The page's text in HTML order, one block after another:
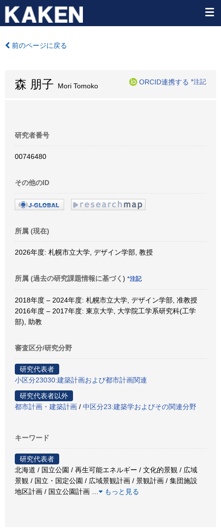
前のページに戻る
森 朋子 Mori Tomoko
ORCID連携する *注記
研究者番号
00746480
その他のID
所属 (現在)
2026年度: 札幌市立大学, デザイン学部, 教授
所属 (過去の研究課題情報に基づく) *注記
2018年度 – 2024年度: 札幌市立大学, デザイン学部, 准教授
2016年度 – 2017年度: 東京大学, 大学院工学系研究科(工学
部), 助教
審査区分/研究分野
研究代表者
小区分23030:建築計画および都市計画関連
研究代表者以外
都市計画・建築計画 / 中区分23:建築学およびその関連分野
キーワード
研究代表者
北海道 / 国立公園 / 再生可能エネルギー / 文化的景観 / 広域
景観 / 国立・国定公園 / 広域景観計画 / 景観計画 / 集団施設
地区計画 / 国立公園計画
もっと見る